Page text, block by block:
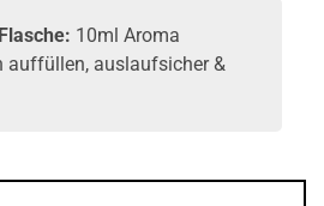
10ml Aroma
auffüllen, auslaufsicher &